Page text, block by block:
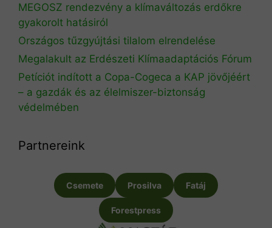
MEGOSZ rendezvény a klímaváltozás erdőkre
gyakorolt hatásiról
Országos tűzgyújtási tilalom elrendelése
Megalakult az Erdészeti Klímaadaptációs Fórum
Petíciót indított a Copa-Cogeca a KAP jövőjéért
– a gazdák és az élelmiszer-biztonság
védelmében
Partnereink
Csemete Prosilva Fatáj
Forestpress